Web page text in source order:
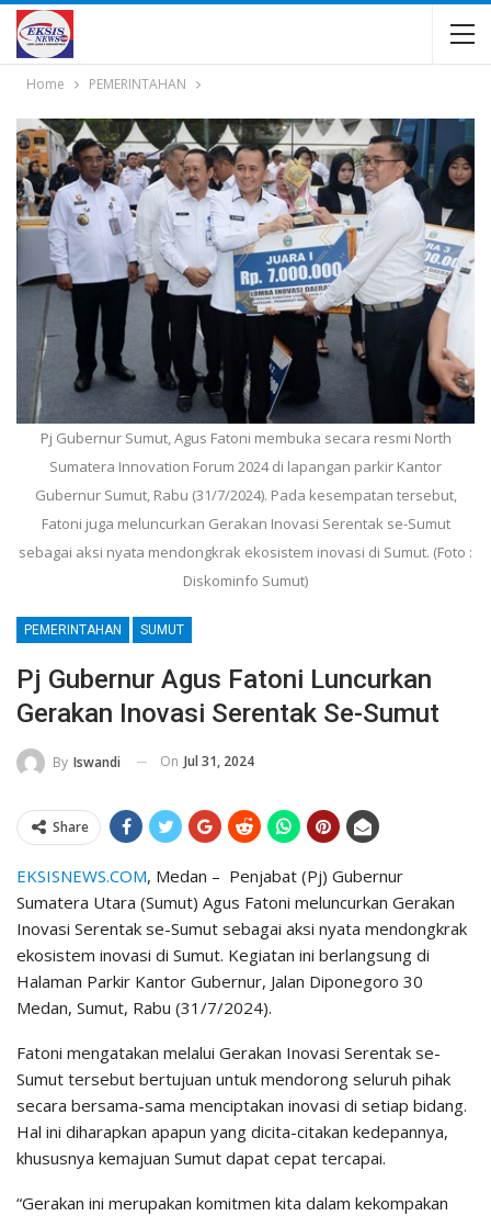
Home PEMERINTAHAN
Pj Gubernur Sumut, Agus Fatoni membuka secara resmi North
Sumatera Innovation Forum 2024 di lapangan parkir Kantor
Gubernur Sumut, Rabu (31/7/2024). Pada kesempatan tersebut,
Fatoni juga meluncurkan Gerakan Inovasi Serentak se-Sumut
sebagai aksi nyata mendongkrak ekosistem inovasi di Sumut. (Foto :
Diskominfo Sumut)
PEMERINTAHAN SUMUT
Pj Gubernur Agus Fatoni Luncurkan
Gerakan Inovasi Serentak Se-Sumut
By Iswandi On Jul 31, 2024
Share
EKSISNEWS.COM, Medan – Penjabat (Pj) Gubernur
Sumatera Utara (Sumut) Agus Fatoni meluncurkan Gerakan
Inovasi Serentak se-Sumut sebagai aksi nyata mendongkrak
ekosistem inovasi di Sumut. Kegiatan ini berlangsung di
Halaman Parkir Kantor Gubernur, Jalan Diponegoro 30
Medan, Sumut, Rabu (31/7/2024).
Fatoni mengatakan melalui Gerakan Inovasi Serentak se-
Sumut tersebut bertujuan untuk mendorong seluruh pihak
secara bersama-sama menciptakan inovasi di setiap bidang.
Hal ini diharapkan apapun yang dicita-citakan kedepannya,
khususnya kemajuan Sumut dapat cepat tercapai.
“Gerakan ini merupakan komitmen kita dalam kekompakan